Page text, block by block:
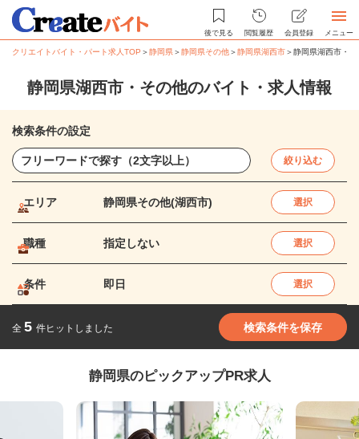
後で見る 閲覧履歴 会員登録 メニュー
クリエイトバイト・パート求人TOP ＞静岡県＞静岡県その他＞静岡県湖西市＞静岡県湖西市・
静岡県湖西市・その他のバイト・求人情報
検索条件の設定
絞り込む
エリア 静岡県その他(湖西市) 選択
職種 指定しない 選択
条件 即日 選択
全 5 件ヒットしました 検索条件を保存
静岡県のピックアップPR求人